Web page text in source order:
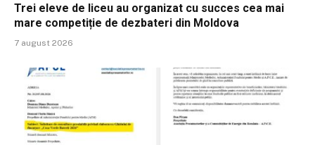
Trei eleve de liceu au organizat cu succes cea mai
mare competiție de dezbateri din Moldova
7 august 2026